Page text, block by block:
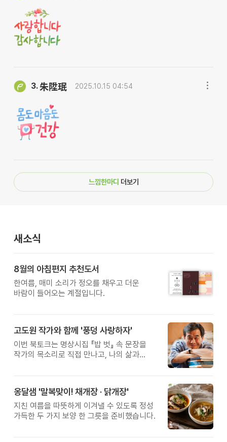
3. 朱陞珉 2025.10.15 04:54
느낌한마디 더보기
새소식
8월의 아침편지 추천도서
한여름, 매미 소리가 정오를 채우고 더운
바람이 들어오는 계절입니다.
고도원 작가와 함께 '풍덩 사랑하자'
이번 북토크는 명상시집 『밥 벗』 속 문장을
작가의 목소리로 직접 만나고, 나의 삶과
옹달샘 '말복맞이! 채개장 · 닭개장'
지친 여름을 따뜻하게 이겨낼 수 있도록 정성
가득한 두 가지 보양 한 그릇을 준비했습니다.